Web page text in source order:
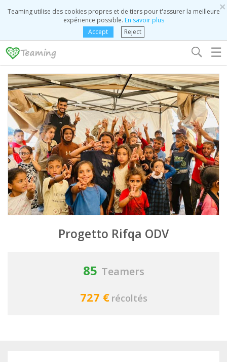
×
Teaming utilise des cookies propres et de tiers pour t'assurer la meilleure
expérience possible. En savoir plus
Accept
Reject
☰
Progetto Rifqa ODV
85 Teamers
727 € récoltés